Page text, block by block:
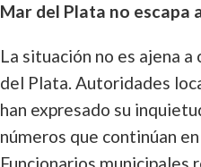
Mar del Plata no escapa
La situación no es ajena
del Plata. Autoridades
han expresado su
números que continúan